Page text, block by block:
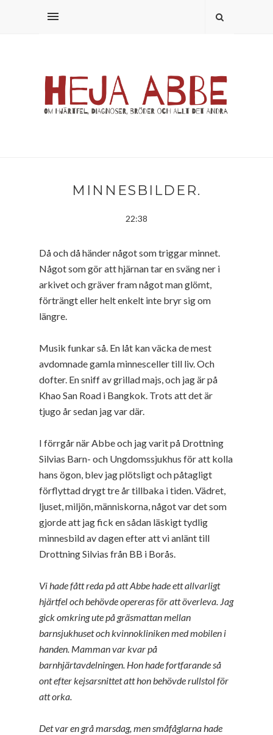
MINNESBILDER.
22:38
Då och då händer något som triggar minnet.
Något som gör att hjärnan tar en sväng ner i
arkivet och gräver fram något man glömt,
förträngt eller helt enkelt inte bryr sig om
längre.
Musik funkar så. En låt kan väcka de mest
avdomnade gamla minnesceller till liv. Och
dofter. En sniff av grillad majs, och jag är på
Khao San Road i Bangkok. Trots att det är
tjugo år sedan jag var där.
I förrgår när Abbe och jag varit på Drottning
Silvias Barn- och Ungdomssjukhus för att kolla
hans ögon, blev jag plötsligt och påtagligt
förflyttad drygt tre år tillbaka i tiden. Vädret,
ljuset, miljön, människorna, något var det som
gjorde att jag fick en sådan läskigt tydlig
minnesbild av dagen efter att vi anlänt till
Drottning Silvias från BB i Borås.
Vi hade fått reda på att Abbe hade ett allvarligt
hjärtfel och behövde opereras för att överleva. Jag
gick omkring ute på gräsmattan mellan
barnsjukhuset och kvinnokliniken med mobilen i
handen. Mamman var kvar på
barnhjärtavdelningen. Hon hade fortfarande så
ont efter kejsarsnittet att hon behövde rullstol för
att orka.
Det var en grå marsdag, men småfåglarna hade